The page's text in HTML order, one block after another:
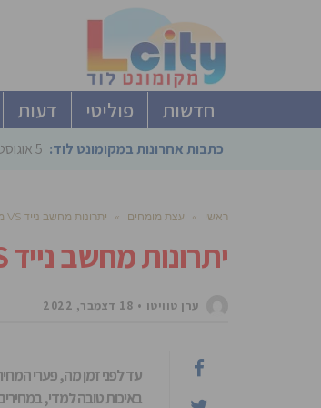
חדשות פוליטי דעות
כתבות אחרונות במקומונט לוד: 5 אוגוסט, 2026
ראשי » עצת מומחים » יתרונות מחשב נייד VS מחשב נייח
יתרונות מחשב נייד VS מחשב נייח
ערן טוויטו 18 דצמבר, 2022
עד לפני זמן מה, פערי המחיר
באיכות טובה למדי,